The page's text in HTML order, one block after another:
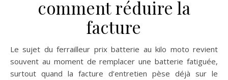
comment réduire la
facture
Le sujet du ferrailleur prix batterie au kilo moto revient
souvent au moment de remplacer une batterie fatiguée,
surtout quand la facture d’entretien pèse déjà sur le